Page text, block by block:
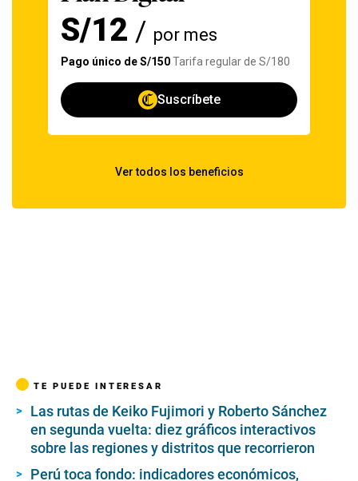
TE PUEDE INTERESAR
Las rutas de Keiko Fujimori y Roberto Sánchez
en segunda vuelta: diez gráficos interactivos
sobre las regiones y distritos que recorrieron
Perú toca fondo: indicadores económicos,